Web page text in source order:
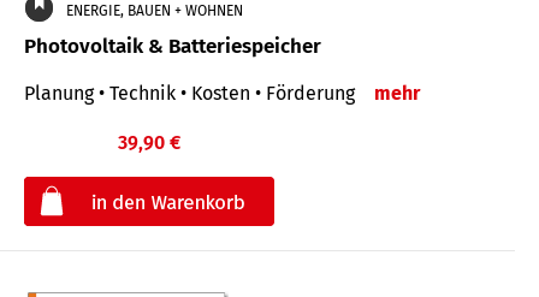
ENERGIE, BAUEN + WOHNEN
Photovoltaik & Batteriespeicher
Planung • Technik • Kosten • Förderung mehr
39,90 €